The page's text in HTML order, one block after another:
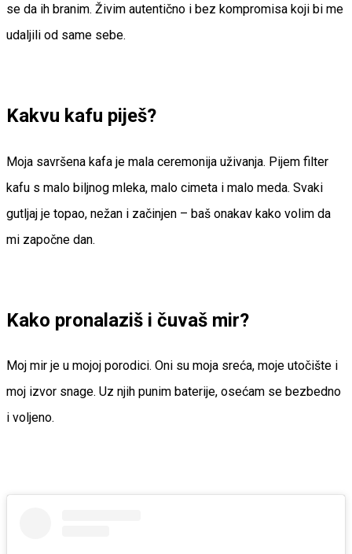
se da ih branim. Živim autentično i bez kompromisa koji bi me
udaljili od same sebe.
Kakvu kafu piješ?
Moja savršena kafa je mala ceremonija uživanja. Pijem filter
kafu s malo biljnog mleka, malo cimeta i malo meda. Svaki
gutljaj je topao, nežan i začinjen – baš onakav kako volim da
mi započne dan.
Kako pronalaziš i čuvaš mir?
Moj mir je u mojoj porodici. Oni su moja sreća, moje utočište i
moj izvor snage. Uz njih punim baterije, osećam se bezbedno
i voljeno.